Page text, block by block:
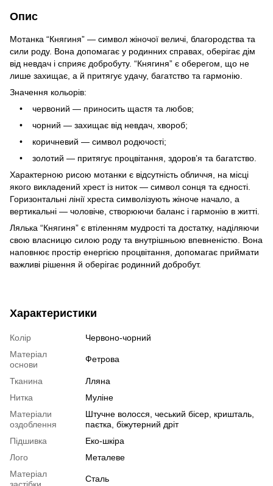
Опис
Мотанка “Княгиня” — символ жіночої величі, благородства та
сили роду. Вона допомагає у родинних справах, оберігає дім
від невдач і сприяє добробуту. “Княгиня” є оберегом, що не
лише захищає, а й притягує удачу, багатство та гармонію.
Значення кольорів:
• червоний — приносить щастя та любов;
• чорний — захищає від невдач, хвороб;
• коричневий — символ родючості;
• золотий — притягує процвітання, здоровʼя та багатство.
Характерною рисою мотанки є відсутність обличчя, на місці
якого викладений хрест із ниток — символ сонця та єдності.
Горизонтальні лінії хреста символізують жіноче начало, а
вертикальні — чоловіче, створюючи баланс і гармонію в житті.
Лялька “Княгиня” є втіленням мудрості та достатку, наділяючи
свою власницю силою роду та внутрішньою впевненістю. Вона
наповнює простір енергією процвітання, допомагає приймати
важливі рішення й оберігає родинний добробут.
Характеристики
Колір
Червоно-чорний
Матеріал
основи
Фетрова
Тканина
Лляна
Нитка
Муліне
Матеріали
оздоблення
Штучне волосся, чеський бісер, кришталь,
паєтка, біжутерний дріт
Підшивка
Еко-шкіра
Лого
Металеве
Матеріал
застібки
Сталь